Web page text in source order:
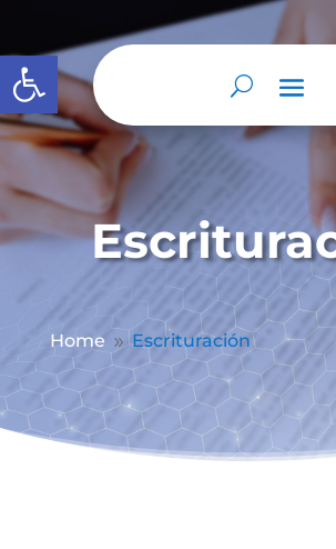
Abrir barra de herramientas
Home 9 Escrituración